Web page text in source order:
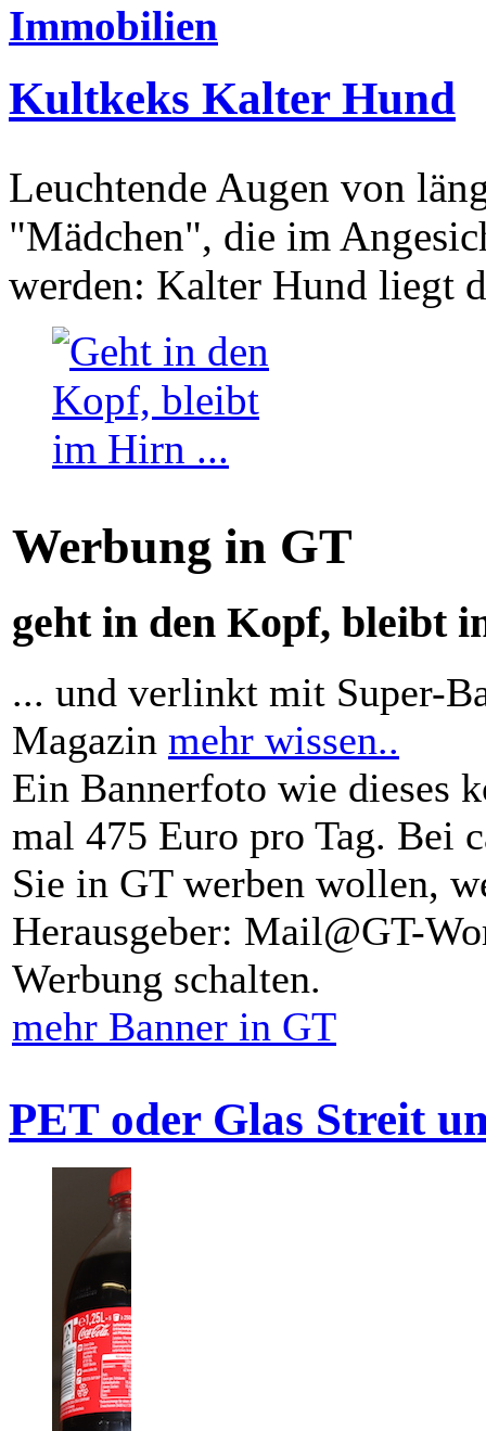
Immobilien
Kultkeks Kalter Hund
Leuchtende Augen von
"Mädchen", die im
werden: Kalter Hund liegt
Werbung in GT
geht in den Kopf, bleibt
... und verlinkt mit Super-
Magazin mehr wissen..
Ein Bannerfoto wie dieses
mal 475 Euro pro Tag. Bei
Sie in GT werben wollen,
Herausgeber: Mail@GT-
Werbung schalten.
mehr Banner in GT
PET oder Glas Streit